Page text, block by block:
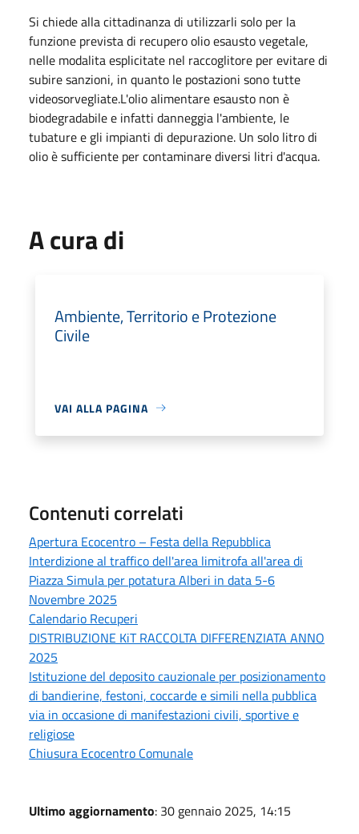
Si chiede alla cittadinanza di utilizzarli solo per la
funzione prevista di recupero olio esausto vegetale,
nelle modalita esplicitate nel raccoglitore per evitare di
subire sanzioni, in quanto le postazioni sono tutte
videosorvegliate.L'olio alimentare esausto non è
biodegradabile e infatti danneggia l'ambiente, le
tubature e gli impianti di depurazione. Un solo litro di
olio è sufficiente per contaminare diversi litri d'acqua.
A cura di
Ambiente, Territorio e Protezione
Civile
VAI ALLA PAGINA
Contenuti correlati
Apertura Ecocentro – Festa della Repubblica
Interdizione al traffico dell'area limitrofa all'area di
Piazza Simula per potatura Alberi in data 5-6
Novembre 2025
Calendario Recuperi
DISTRIBUZIONE KiT RACCOLTA DIFFERENZIATA ANNO
2025
Istituzione del deposito cauzionale per posizionamento
di bandierine, festoni, coccarde e simili nella pubblica
via in occasione di manifestazioni civili, sportive e
religiose
Chiusura Ecocentro Comunale
Ultimo aggiornamento: 30 gennaio 2025, 14:15